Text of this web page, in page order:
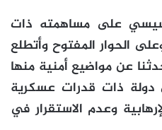
على مساهمته ذات
الحوار المفتوح وأتطلع
عن مواضيع أمنية منها
دولة ذات قدرات عسكرية
وعدم الاستقرار في